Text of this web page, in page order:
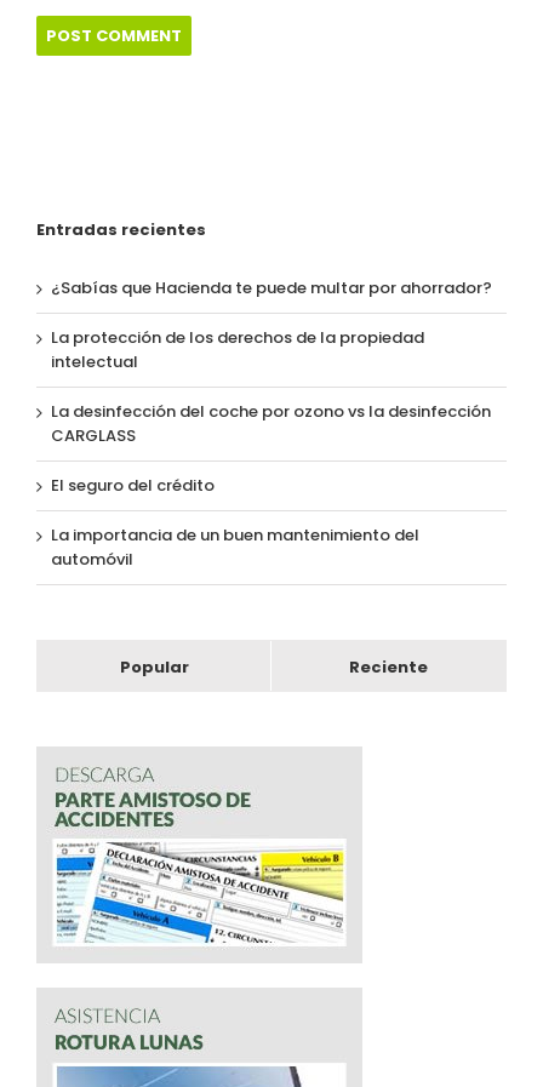
Entradas recientes
¿Sabías que Hacienda te puede multar por ahorrador?
La protección de los derechos de la propiedad
intelectual
La desinfección del coche por ozono vs la desinfección
CARGLASS
El seguro del crédito
La importancia de un buen mantenimiento del
automóvil
Popular Reciente